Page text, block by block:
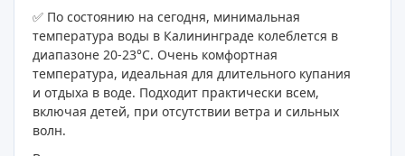
✅ По состоянию на сегодня, минимальная
температура воды в Калининграде колеблется в
диапазоне 20-23°C. Очень комфортная
температура, идеальная для длительного купания
и отдыха в воде. Подходит практически всем,
включая детей, при отсутствии ветра и сильных
волн.